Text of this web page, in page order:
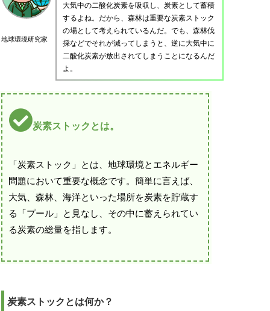
地球環境研究家
大気中の二酸化炭素を吸収し、炭素として蓄積
するよね。だから、森林は重要な炭素ストック
の場として考えられているんだ。でも、森林伐
採などでそれが減ってしまうと、逆に大気中に
二酸化炭素が放出されてしまうことになるんだ
よ。
炭素ストックとは。
「炭素ストック」とは、地球環境とエネルギー
問題において重要な概念です。簡単に言えば、
大気、森林、海洋といった場所を炭素を貯蔵す
る「プール」と見なし、その中に蓄えられてい
る炭素の総量を指します。
炭素ストックとは何か？